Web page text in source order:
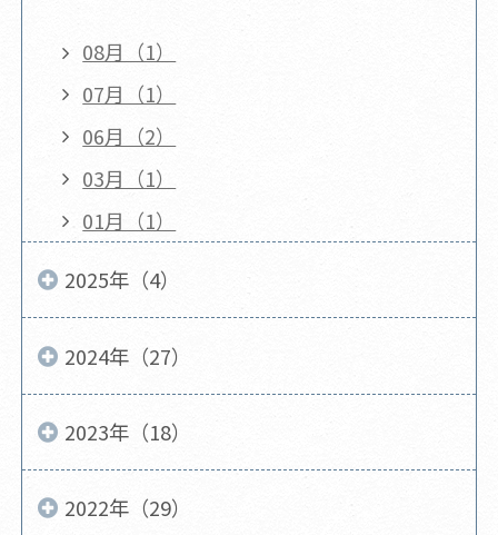
08月（1）
07月（1）
06月（2）
03月（1）
01月（1）
2025年（4）
2024年（27）
2023年（18）
2022年（29）